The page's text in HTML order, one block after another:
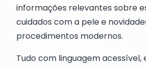
informações relevantes sobre
cuidados com a pele e
procedimentos modernos.
Tudo com linguagem